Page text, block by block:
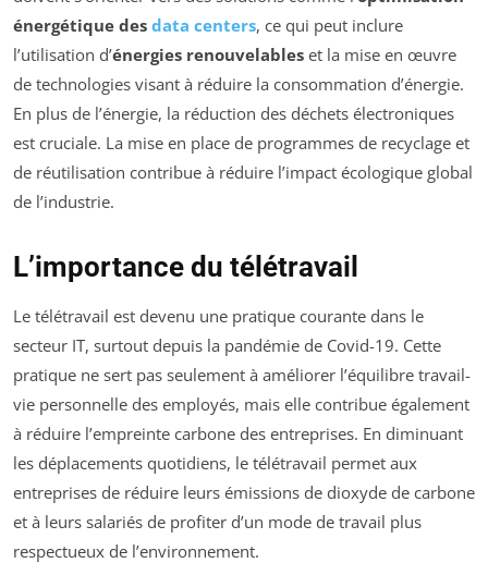
énergétique des data centers, ce qui peut inclure
l’utilisation d’énergies renouvelables et la mise en œuvre
de technologies visant à réduire la consommation d’énergie.
En plus de l’énergie, la réduction des déchets électroniques
est cruciale. La mise en place de programmes de recyclage et
de réutilisation contribue à réduire l’impact écologique global
de l’industrie.
L’importance du télétravail
Le télétravail est devenu une pratique courante dans le
secteur IT, surtout depuis la pandémie de Covid-19. Cette
pratique ne sert pas seulement à améliorer l’équilibre travail-
vie personnelle des employés, mais elle contribue également
à réduire l’empreinte carbone des entreprises. En diminuant
les déplacements quotidiens, le télétravail permet aux
entreprises de réduire leurs émissions de dioxyde de carbone
et à leurs salariés de profiter d’un mode de travail plus
respectueux de l’environnement.